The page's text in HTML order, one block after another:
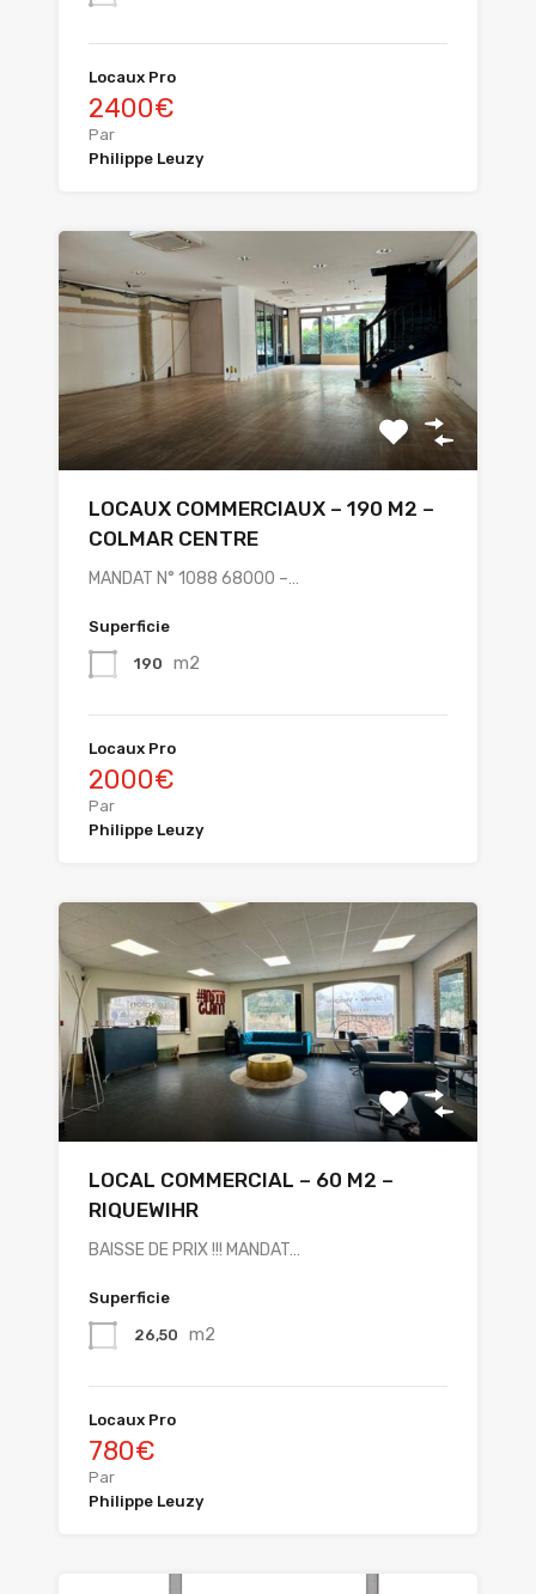
Locaux Pro
2400€
Par
Philippe Leuzy
LOCAUX COMMERCIAUX – 190 M2 –
COLMAR CENTRE
MANDAT N° 1088 68000 –…
Superficie
190 m2
Locaux Pro
2000€
Par
Philippe Leuzy
LOCAL COMMERCIAL – 60 M2 –
RIQUEWIHR
BAISSE DE PRIX !!! MANDAT…
Superficie
26,50 m2
Locaux Pro
780€
Par
Philippe Leuzy